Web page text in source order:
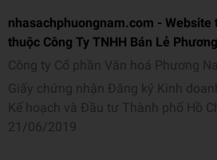
nhasachphuongnam.com -
thuộc Công Ty TNHH Bán Lẻ
Công ty Cổ phần Văn hoá Phương
Giấy chứng nhận Đăng ký Kinh
Kế hoạch và Đầu tư Thành phố Hồ
21/06/2019